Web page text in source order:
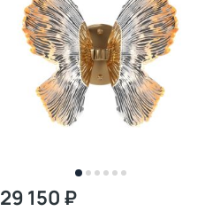
29 150 ₽